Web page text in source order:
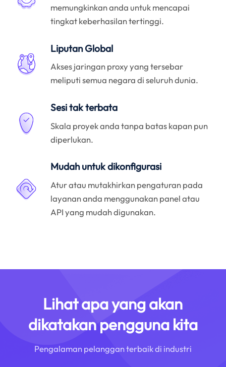
memungkinkan anda untuk mencapai
tingkat keberhasilan tertinggi.
Liputan Global
Akses jaringan proxy yang tersebar
meliputi semua negara di seluruh dunia.
Sesi tak terbata
Skala proyek anda tanpa batas kapan pun
diperlukan.
Mudah untuk dikonfigurasi
Atur atau mutakhirkan pengaturan pada
layanan anda menggunakan panel atau
API yang mudah digunakan.
Lihat apa yang akan
dikatakan pengguna kita
Pengalaman pelanggan terbaik di industri